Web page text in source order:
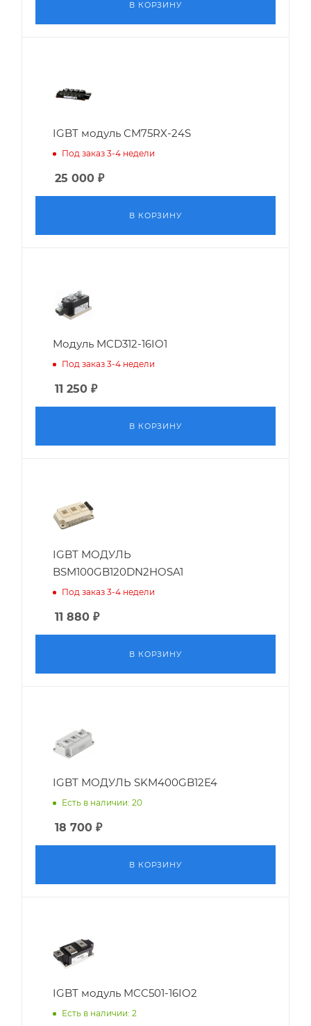
В КОРЗИНУ
IGBT модуль CM75RX-24S
Под заказ 3-4 недели
25 000 ₽
В КОРЗИНУ
Модуль MCD312-16IO1
Под заказ 3-4 недели
11 250 ₽
В КОРЗИНУ
IGBT МОДУЛЬ
BSM100GB120DN2HOSA1
Под заказ 3-4 недели
11 880 ₽
В КОРЗИНУ
IGBT МОДУЛЬ SKM400GB12E4
Есть в наличии: 20
18 700 ₽
В КОРЗИНУ
IGBT модуль MCC501-16IO2
Есть в наличии: 2